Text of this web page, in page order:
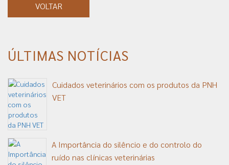
VOLTAR
ÚLTIMAS NOTÍCIAS
Cuidados veterinários com os produtos da PNH
VET
A Importância do silêncio e do controlo do
ruído nas clínicas veterinárias